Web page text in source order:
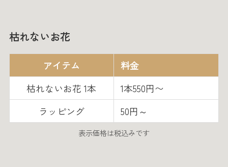
枯れないお花
アイテム
料金
枯れないお花 1本
1本550円〜
ラッピング
50円～
表示価格は税込みです